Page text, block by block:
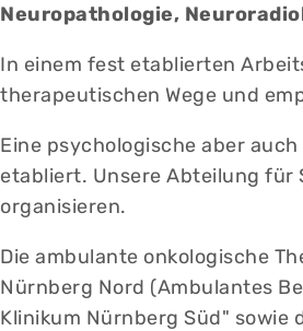
Neuropathologie,
In einem fest etablierten
therapeutischen Wege und
Eine psychologische aber
etabliert. Unsere Abteilung für
organisieren.
Die ambulante onkologische
Nürnberg Nord (Ambulantes
Klinikum Nürnberg Süd" sowie